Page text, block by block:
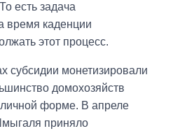
есть задача
время каденции
этот процесс.
субсидии монетизировали
домохозяйств
форме. В апреле
приняло